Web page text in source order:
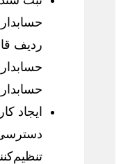
ردیف
ایجاد